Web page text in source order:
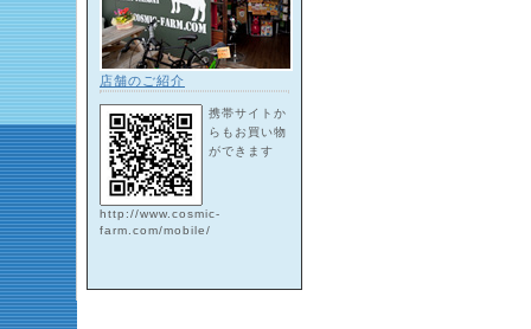
店舗のご紹介
携帯サイトか
らもお買い物
ができます
http://www.cosmic-
farm.com/mobile/